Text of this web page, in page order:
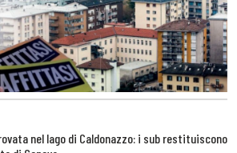
nel lago di Caldonazzo: i sub restituiscono